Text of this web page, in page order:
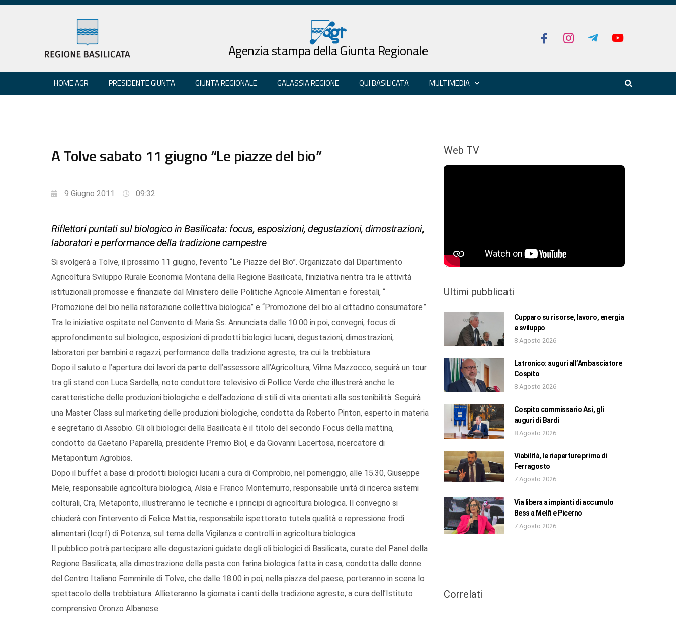
Agenzia stampa della Giunta Regionale
HOME AGR PRESIDENTE GIUNTA GIUNTA REGIONALE GALASSIA REGIONE QUI BASILICATA MULTIMEDIA
A Tolve sabato 11 giugno “Le piazze del bio”
9 Giugno 2011 09:32
Riflettori puntati sul biologico in Basilicata: focus, esposizioni, degustazioni, dimostrazioni,
laboratori e performance della tradizione campestre
Si svolgerà a Tolve, il prossimo 11 giugno, l’evento “Le Piazze del Bio”. Organizzato dal Dipartimento
Agricoltura Sviluppo Rurale Economia Montana della Regione Basilicata, l’iniziativa rientra tra le attività
istituzionali promosse e finanziate dal Ministero delle Politiche Agricole Alimentari e forestali, “
Promozione del bio nella ristorazione collettiva biologica” e “Promozione del bio al cittadino consumatore”.
Tra le iniziative ospitate nel Convento di Maria Ss. Annunciata dalle 10.00 in poi, convegni, focus di
approfondimento sul biologico, esposizioni di prodotti biologici lucani, degustazioni, dimostrazioni,
laboratori per bambini e ragazzi, performance della tradizione agreste, tra cui la trebbiatura.
Dopo il saluto e l’apertura dei lavori da parte dell’assessore all’Agricoltura, Vilma Mazzocco, seguirà un tour
tra gli stand con Luca Sardella, noto conduttore televisivo di Pollice Verde che illustrerà anche le
caratteristiche delle produzioni biologiche e dell’adozione di stili di vita orientati alla sostenibilità. Seguirà
una Master Class sul marketing delle produzioni biologiche, condotta da Roberto Pinton, esperto in materia
e segretario di Assobio. Gli oli biologici della Basilicata è il titolo del secondo Focus della mattina,
condotto da Gaetano Paparella, presidente Premio Biol, e da Giovanni Lacertosa, ricercatore di
Metapontum Agrobios.
Dopo il buffet a base di prodotti biologici lucani a cura di Comprobio, nel pomeriggio, alle 15.30, Giuseppe
Mele, responsabile agricoltura biologica, Alsia e Franco Montemurro, responsabile unità di ricerca sistemi
colturali, Cra, Metaponto, illustreranno le tecniche e i principi di agricoltura biologica. Il convegno si
chiuderà con l’intervento di Felice Mattia, responsabile ispettorato tutela qualità e repressione frodi
alimentari (Icqrf) di Potenza, sul tema della Vigilanza e controlli in agricoltura biologica.
Il pubblico potrà partecipare alle degustazioni guidate degli oli biologici di Basilicata, curate del Panel della
Regione Basilicata, alla dimostrazione della pasta con farina biologica fatta in casa, condotta dalle donne
del Centro Italiano Femminile di Tolve, che dalle 18.00 in poi, nella piazza del paese, porteranno in scena lo
spettacolo della trebbiatura. Allieteranno la giornata i canti della tradizione agreste, a cura dell’Istituto
comprensivo Oronzo Albanese.
Web TV
Ultimi pubblicati
Cupparo su risorse, lavoro, energia
e sviluppo
8 Agosto 2026
Latronico: auguri all’Ambasciatore
Cospito
8 Agosto 2026
Cospito commissario Asi, gli
auguri di Bardi
8 Agosto 2026
Viabilità, le riaperture prima di
Ferragosto
7 Agosto 2026
Via libera a impianti di accumulo
Bess a Melfi e Picerno
7 Agosto 2026
Correlati